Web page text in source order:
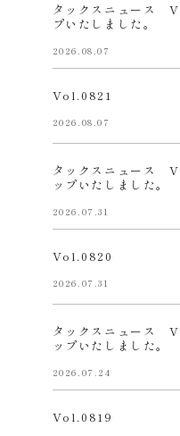
タックスニュース
プいたしました。
2026.08.07
Vol.0821
2026.08.07
タックスニュース
ップいたしました。
2026.07.31
Vol.0820
2026.07.31
タックスニュース
ップいたしました。
2026.07.24
Vol.0819